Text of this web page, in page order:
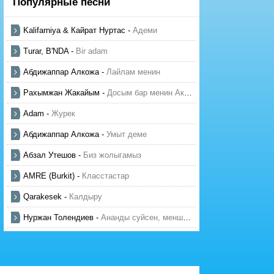
Kalifarniya & Кайрат Нуртас - Адеми
Turar, B'NDA- Bir adam
Абдижаппар Алкожа- Лайлам менин
Рахымжан Жакайым - Досым бар менин Актауда
Adam - Журек
Абдижаппар Алкожа- Умыт деме
Абзал Утешов - Биз жолыгамыз
AMRE (Burkit) - Класстастар
Qarakesek - Калдыру
Нуржан Толендиев - Ананды суйсен, менше суй